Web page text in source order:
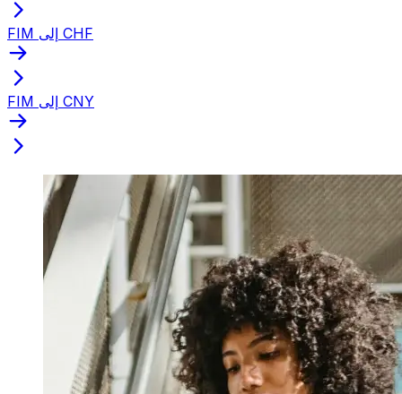
FIM إلى CHF
FIM إلى CNY